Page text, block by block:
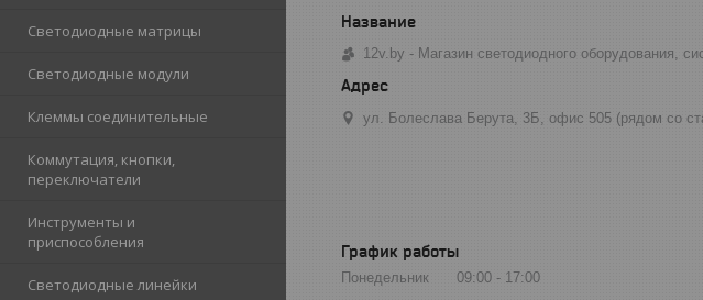
Светодиодные матрицы
Светодиодные модули
Клеммы соединительные
Коммутация, кнопки,
переключатели
Инструменты и
приспособления
Светодиодные линейки
12v.by - Магазин светодиодного оборудования,
ул. Болеслава Берута, 3Б, офис 505 (рядом со
График работы
Понедельник 09:00
17:00